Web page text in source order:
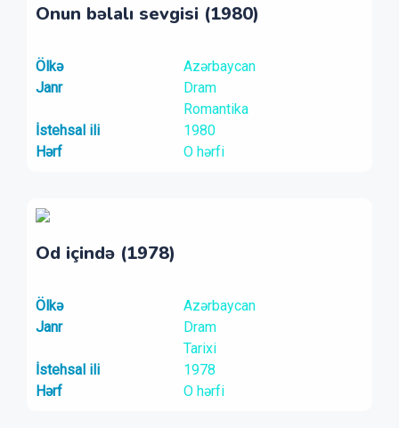
Onun bəlalı sevgisi (1980)
Ölkə
Azərbaycan
Janr
Dram
Romantika
İstehsal ili
1980
Hərf
O hərfi
Od içində (1978)
Ölkə
Azərbaycan
Janr
Dram
Tarixi
İstehsal ili
1978
Hərf
O hərfi